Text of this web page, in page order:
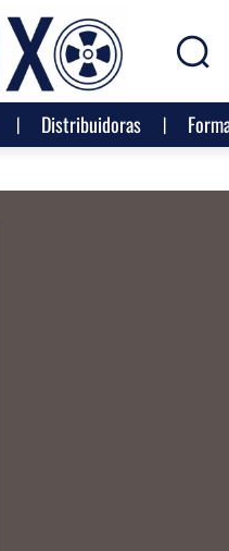
Distribuidoras